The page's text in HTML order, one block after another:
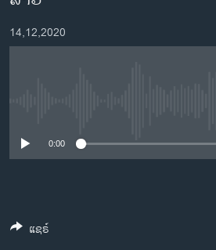
ໄປ
ຫາ
ຊອກຂ່າວ​ຈີນ
ຊີວິດຊາວລາວ
ທຸລະກິດ
14,12,2020
0:00
ແຊຣ໌